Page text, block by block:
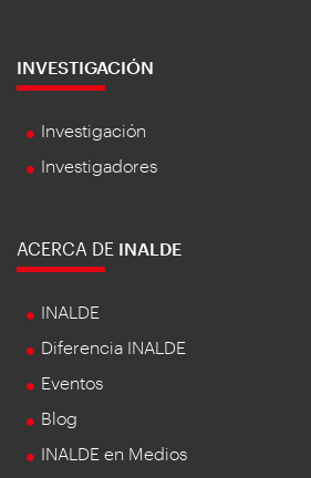
INVESTIGACIÓN
Investigación
Investigadores
ACERCA DE INALDE
INALDE
Diferencia INALDE
Eventos
Blog
INALDE en Medios